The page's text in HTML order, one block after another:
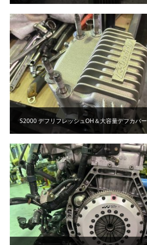
S2000 デフリフレッシュOH＆大容量デフカバー